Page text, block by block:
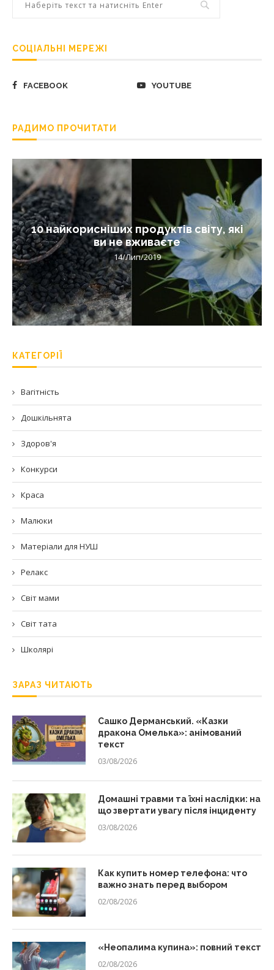
СОЦІАЛЬНІ МЕРЕЖІ
FACEBOOK YOUTUBE
РАДИМО ПРОЧИТАТИ
10 найкорисніших продуктів світу, які
ви не вживаєте
14/Лип/2019
КАТЕГОРІЇ
Вагітність
Дошкільнята
Здоров'я
Конкурси
Краса
Малюки
Матеріали для НУШ
Релакс
Світ мами
Світ тата
Школярі
ЗАРАЗ ЧИТАЮТЬ
Сашко Дерманський. «Казки
дракона Омелька»: анімований
текст
03/08/2026
Домашні травми та їхні наслідки: на
що звертати увагу після інциденту
03/08/2026
Как купить номер телефона: что
важно знать перед выбором
02/08/2026
«Неопалима купина»: повний текст
02/08/2026